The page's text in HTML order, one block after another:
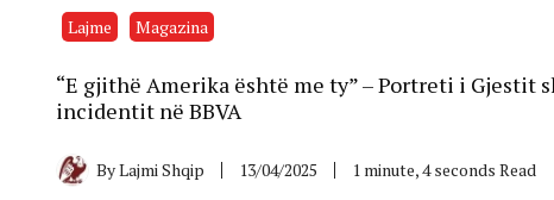
Lajme Magazina
“E gjithë Amerika është me ty” – Portreti i Gjestit
incidentit në BBVA
ByLajmi Shqip 13/04/2025 1 minute, 4 seconds Read